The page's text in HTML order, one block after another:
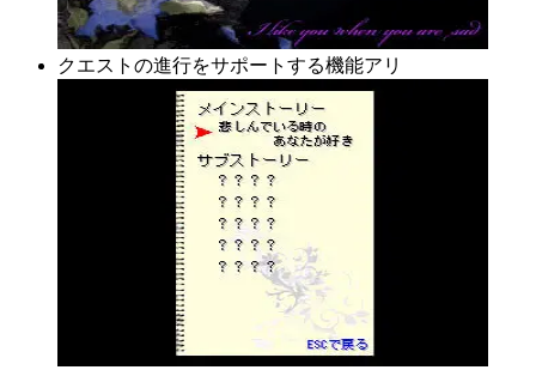
クエストの進行をサポートする機能アリ